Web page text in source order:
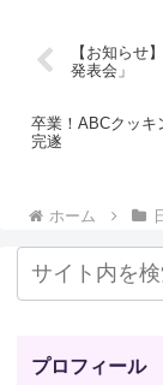
【お知らせ
発表会」
卒業！ABCクッキ
完遂
ホーム
プロフィール